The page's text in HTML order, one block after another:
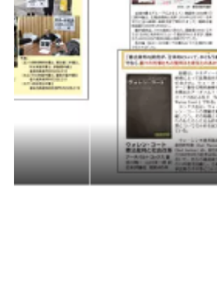
2023-01-01
2023-01-01 年始のご
2022-12-12
１人１票裁判（2022
2022-12-12
１人１票裁判（2021
2022-11-02
判決情報を更新してい
2022-10-28
判決情報を更新しまし
１人１票裁判（2022
国民審査裁判情報を
【サポーター有志に
2022-05-03
【2022/05/03 東京新聞
【サポータ